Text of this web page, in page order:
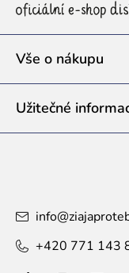
t
Vše o nákupu
Užitečné
info@
+420 771 143